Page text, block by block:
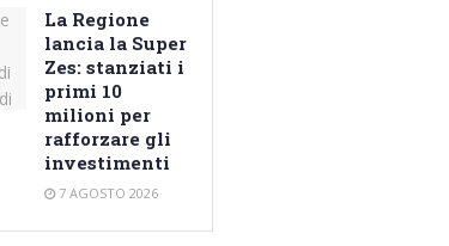
La Regione
lancia la Super
Zes: stanziati i
primi 10
milioni per
rafforzare gli
investimenti
7 AGOSTO 2026